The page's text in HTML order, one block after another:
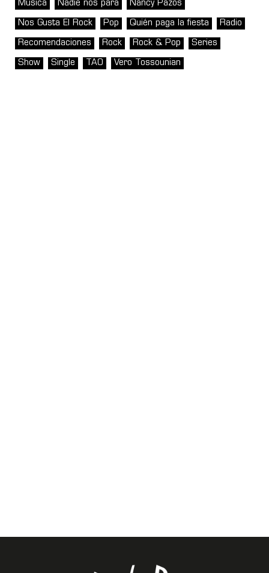
Música Nadie nos para Nancy Pazos
Nos Gusta El Rock Pop Quién paga la fiesta Radio
Recomendaciones Rock Rock & Pop Series
Show Single TAO Vero Tossounian